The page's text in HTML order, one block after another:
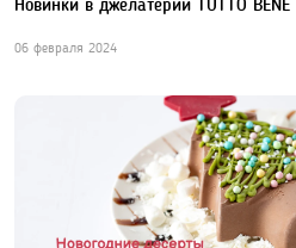
Новинки в джелатерии TUTTO
06 февраля 2024